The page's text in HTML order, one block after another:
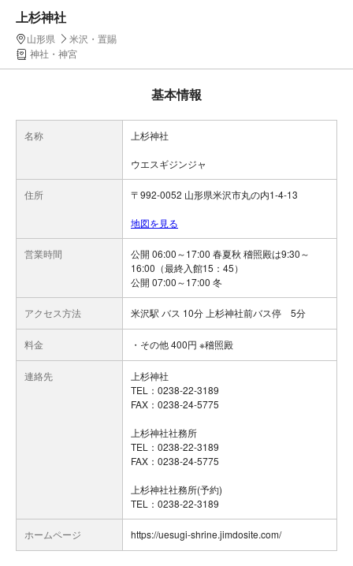
上杉神社
山形県
米沢・置賜
神社・神宮
基本情報
名称 上杉神社
ウエスギジンジャ
住所 〒992-0052 山形県米沢市丸の内1-4-13
地図を見る
営業時間
公開 06:00～17:00 春夏秋 稽照殿は9:30～
16:00（最終入館15：45）
公開 07:00～17:00 冬
アクセス方法 米沢駅 バス 10分 上杉神社前バス停 5分
料金 ・その他 400円 ※稽照殿
連絡先
上杉神社
TEL：0238-22-3189
FAX：0238-24-5775
上杉神社社務所
TEL：0238-22-3189
FAX：0238-24-5775
上杉神社社務所(予約)
TEL：0238-22-3189
ホームページ https://uesugi-shrine.jimdosite.com/